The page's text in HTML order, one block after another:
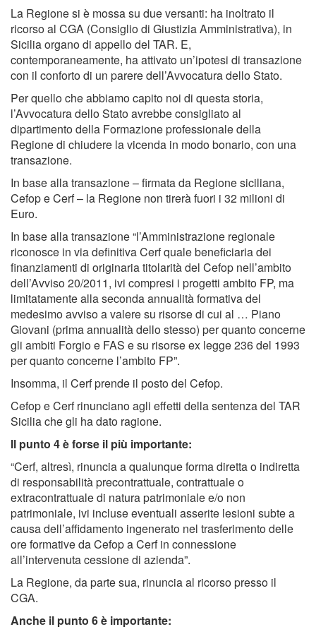
La Regione si è mossa su due versanti: ha inoltrato il
ricorso al CGA (Consiglio di Giustizia Amministrativa), in
Sicilia organo di appello del TAR. E,
contemporaneamente, ha attivato un’ipotesi di transazione
con il conforto di un parere dell’Avvocatura dello Stato.
Per quello che abbiamo capito noi di questa storia,
l’Avvocatura dello Stato avrebbe consigliato al
dipartimento della Formazione professionale della
Regione di chiudere la vicenda in modo bonario, con una
transazione.
In base alla transazione – firmata da Regione siciliana,
Cefop e Cerf – la Regione non tirerà fuori i 32 milioni di
Euro.
In base alla transazione “l’Amministrazione regionale
riconosce in via definitiva Cerf quale beneficiaria dei
finanziamenti di originaria titolarità del Cefop nell’ambito
dell’Avviso 20/2011, ivi compresi i progetti ambito FP, ma
limitatamente alla seconda annualità formativa del
medesimo avviso a valere su risorse di cui al … Piano
Giovani (prima annualità dello stesso) per quanto concerne
gli ambiti Forgio e FAS e su risorse ex legge 236 del 1993
per quanto concerne l’ambito FP”.
Insomma, il Cerf prende il posto del Cefop.
Cefop e Cerf rinunciano agli effetti della sentenza del TAR
Sicilia che gli ha dato ragione.
Il punto 4 è forse il più importante:
“Cerf, altresì, rinuncia a qualunque forma diretta o indiretta
di responsabilità precontrattuale, contrattuale o
extracontrattuale di natura patrimoniale e/o non
patrimoniale, ivi incluse eventuali asserite lesioni subte a
causa dell’affidamento ingenerato nel trasferimento delle
ore formative da Cefop a Cerf in connessione
all’intervenuta cessione di azienda”.
La Regione, da parte sua, rinuncia al ricorso presso il
CGA.
Anche il punto 6 è importante: